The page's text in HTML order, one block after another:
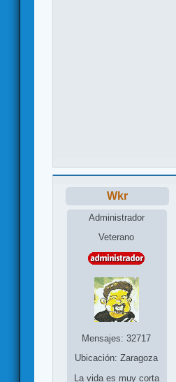
Wkr
Administrador
Veterano
Mensajes: 32717
Ubicación: Zaragoza
La vida es muy corta